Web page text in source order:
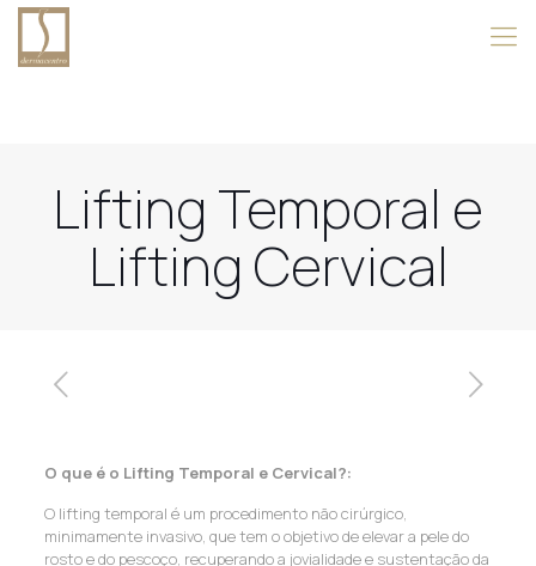
Lifting Temporal e
Lifting Cervical
O que é o Lifting Temporal e Cervical?:
O lifting temporal é um procedimento não cirúrgico,
minimamente invasivo, que tem o objetivo de elevar a pele do
rosto e do pescoço, recuperando a jovialidade e sustentação da